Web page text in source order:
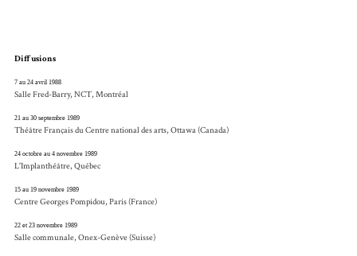
Diffusions
7 au 24 avril 1988
Salle Fred-Barry, NCT, Montréal
21 au 30 septembre 1989
Théâtre Français du Centre national des arts, Ottawa (Canada)
24 octobre au 4 novembre 1989
L'Implanthéâtre, Québec
15 au 19 novembre 1989
Centre Georges Pompidou, Paris (France)
22 et 23 novembre 1989
Salle communale, Onex-Genève (Suisse)